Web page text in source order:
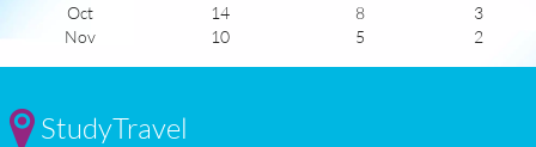
Oct
14 8
3
Nov
10 5
2
Mar
StudyTravel